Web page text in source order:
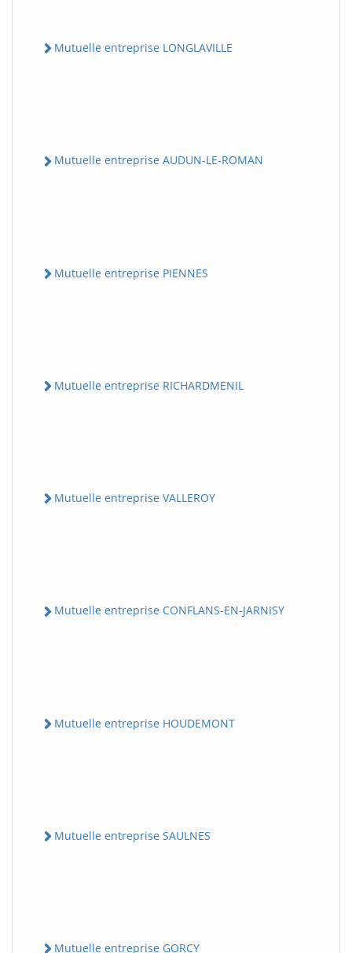
Mutuelle entreprise LONGLAVILLE
Mutuelle entreprise AUDUN-LE-ROMAN
Mutuelle entreprise PIENNES
Mutuelle entreprise RICHARDMENIL
Mutuelle entreprise VALLEROY
Mutuelle entreprise CONFLANS-EN-JARNISY
Mutuelle entreprise HOUDEMONT
Mutuelle entreprise SAULNES
Mutuelle entreprise GORCY